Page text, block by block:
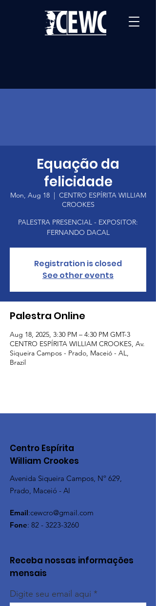
Equação da
felicidade
Mon, Aug 18
  |
CENTRO ESPÍRITA WILLIAM
CROOKES
PALESTRA PRESENCIAL - EXPOSITOR:
FERNANDO DACAL
Registration is closed
See other events
Palestra Online
Aug 18, 2025, 3:30 PM – 4:30 PM GMT-3
CENTRO ESPÍRITA WILLIAM CROOKES, Av.
Siqueira Campos - Prado, Maceió - AL,
Brazil
Centro Espírita
William Crookes
Avenida Siqueira Campos, Nº 629,
Prado, Maceió - Al
Email:cewcro@gmail.com
Fone: 82 - 3223-3260
Receba nossas informações
mensais
Digite seu email aqui